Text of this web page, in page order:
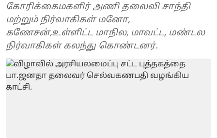
கோரிக்கைமகளிர் அணி தலைவி சாந்தி
மற்றும் நிர்வாகிகள் மனோ,
கணேசன்,உள்ளிட்ட மாநில, மாவட்ட, மண்டல
நிர்வாகிகள் கலந்து கொண்டனர்.